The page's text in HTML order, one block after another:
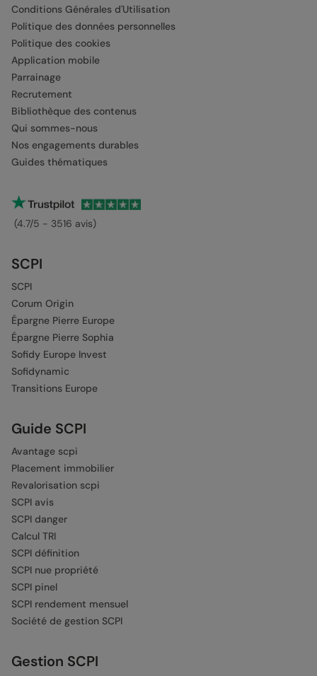
Conditions Générales d'Utilisation
Politique des données personnelles
Politique des cookies
Application mobile
Parrainage
Recrutement
Bibliothèque des contenus
Qui sommes-nous
Nos engagements durables
Guides thématiques
(4.7/5 - 3516 avis)
SCPI
SCPI
Corum Origin
Épargne Pierre Europe
Épargne Pierre Sophia
Sofidy Europe Invest
Sofidynamic
Transitions Europe
Guide SCPI
Avantage scpi
Placement immobilier
Revalorisation scpi
SCPI avis
SCPI danger
Calcul TRI
SCPI définition
SCPI nue propriété
SCPI pinel
SCPI rendement mensuel
Société de gestion SCPI
Gestion SCPI